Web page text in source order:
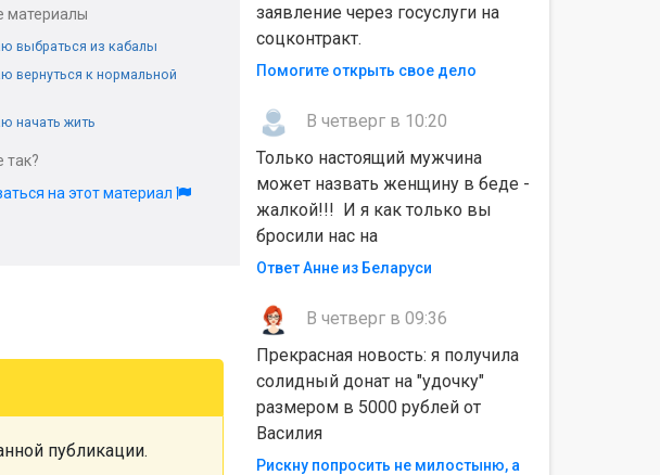
материалы
выбраться из кабалы
вернуться к нормальной
начать жить
так?
на этот материал
публикации.
заявление через госуслуги на
соцконтракт.
Помогите открыть свое дело
В четверг в 10:20
Только настоящий мужчина
может назвать женщину в беде -
жалкой!!! И я как только вы
бросили нас на
Ответ Анне из Беларуси
В четверг в 09:36
Прекрасная новость: я получила
солидный донат на "удочку"
размером в 5000 рублей от
Василия
Рискну попросить не милостыню, а